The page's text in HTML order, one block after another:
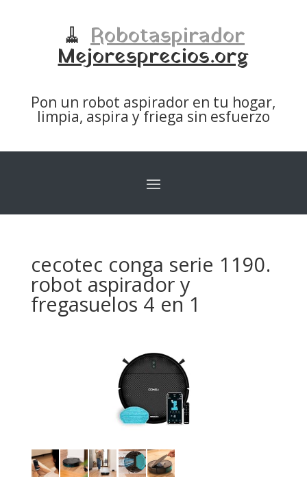
🧹 Robotaspirador
Mejoresprecios.org
Pon un robot aspirador en tu hogar,
limpia, aspira y friega sin esfuerzo
cecotec conga serie 1190.
robot aspirador y
fregasuelos 4 en 1